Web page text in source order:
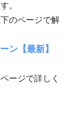
。
のページで解
ン【最新】
ージで詳しく